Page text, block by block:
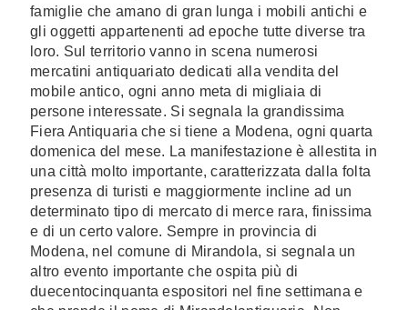
famiglie che amano di gran lunga i mobili antichi e
gli oggetti appartenenti ad epoche tutte diverse tra
loro. Sul territorio vanno in scena numerosi
mercatini antiquariato dedicati alla vendita del
mobile antico, ogni anno meta di migliaia di
persone interessate. Si segnala la grandissima
Fiera Antiquaria che si tiene a Modena, ogni quarta
domenica del mese. La manifestazione è allestita in
una città molto importante, caratterizzata dalla folta
presenza di turisti e maggiormente incline ad un
determinato tipo di mercato di merce rara, finissima
e di un certo valore. Sempre in provincia di
Modena, nel comune di Mirandola, si segnala un
altro evento importante che ospita più di
duecentocinquanta espositori nel fine settimana e